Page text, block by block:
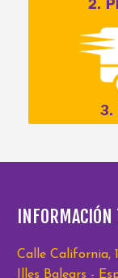
Calle California,
Illes Balears -